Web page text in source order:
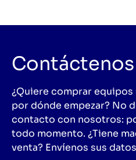
Contáctenos
¿Quiere comprar equipos
por dónde empezar? No
contacto con nosotros:
todo momento. ¿Tiene
venta? Envíenos sus